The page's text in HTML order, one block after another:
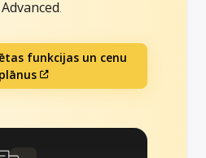
Advanced.
funkcijas un cenu
plānus